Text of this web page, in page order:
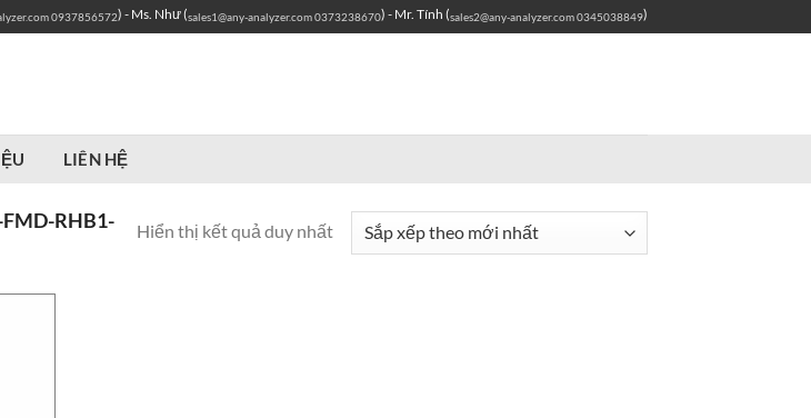
0937856572) - Ms. Như (sales1@any-analyzer.com0373238670) - Mr. Tính (sales2@any-analyzer.com0345038849)
LIÊN HỆ
RHB1-
Hiển thị kết quả duy nhất